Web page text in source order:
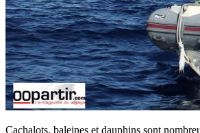
Cachalots, baleines et dauphins sont